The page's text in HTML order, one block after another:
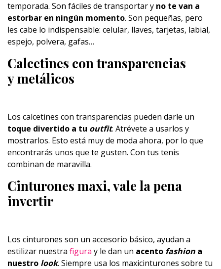
temporada. Son fáciles de transportar y no te van a
estorbar en ningún momento. Son pequeñas, pero
les cabe lo indispensable: celular, llaves, tarjetas, labial,
espejo, polvera, gafas…
Calcetines con transparencias
y metálicos
Los calcetines con transparencias pueden darle un
toque divertido a tu outfit. Atrévete a usarlos y
mostrarlos. Esto está muy de moda ahora, por lo que
encontrarás unos que te gusten. Con tus tenis
combinan de maravilla.
Cinturones maxi, vale la pena
invertir
Los cinturones son un accesorio básico, ayudan a
estilizar nuestra figura y le dan un acento fashion a
nuestro look. Siempre usa los maxicinturones sobre tu